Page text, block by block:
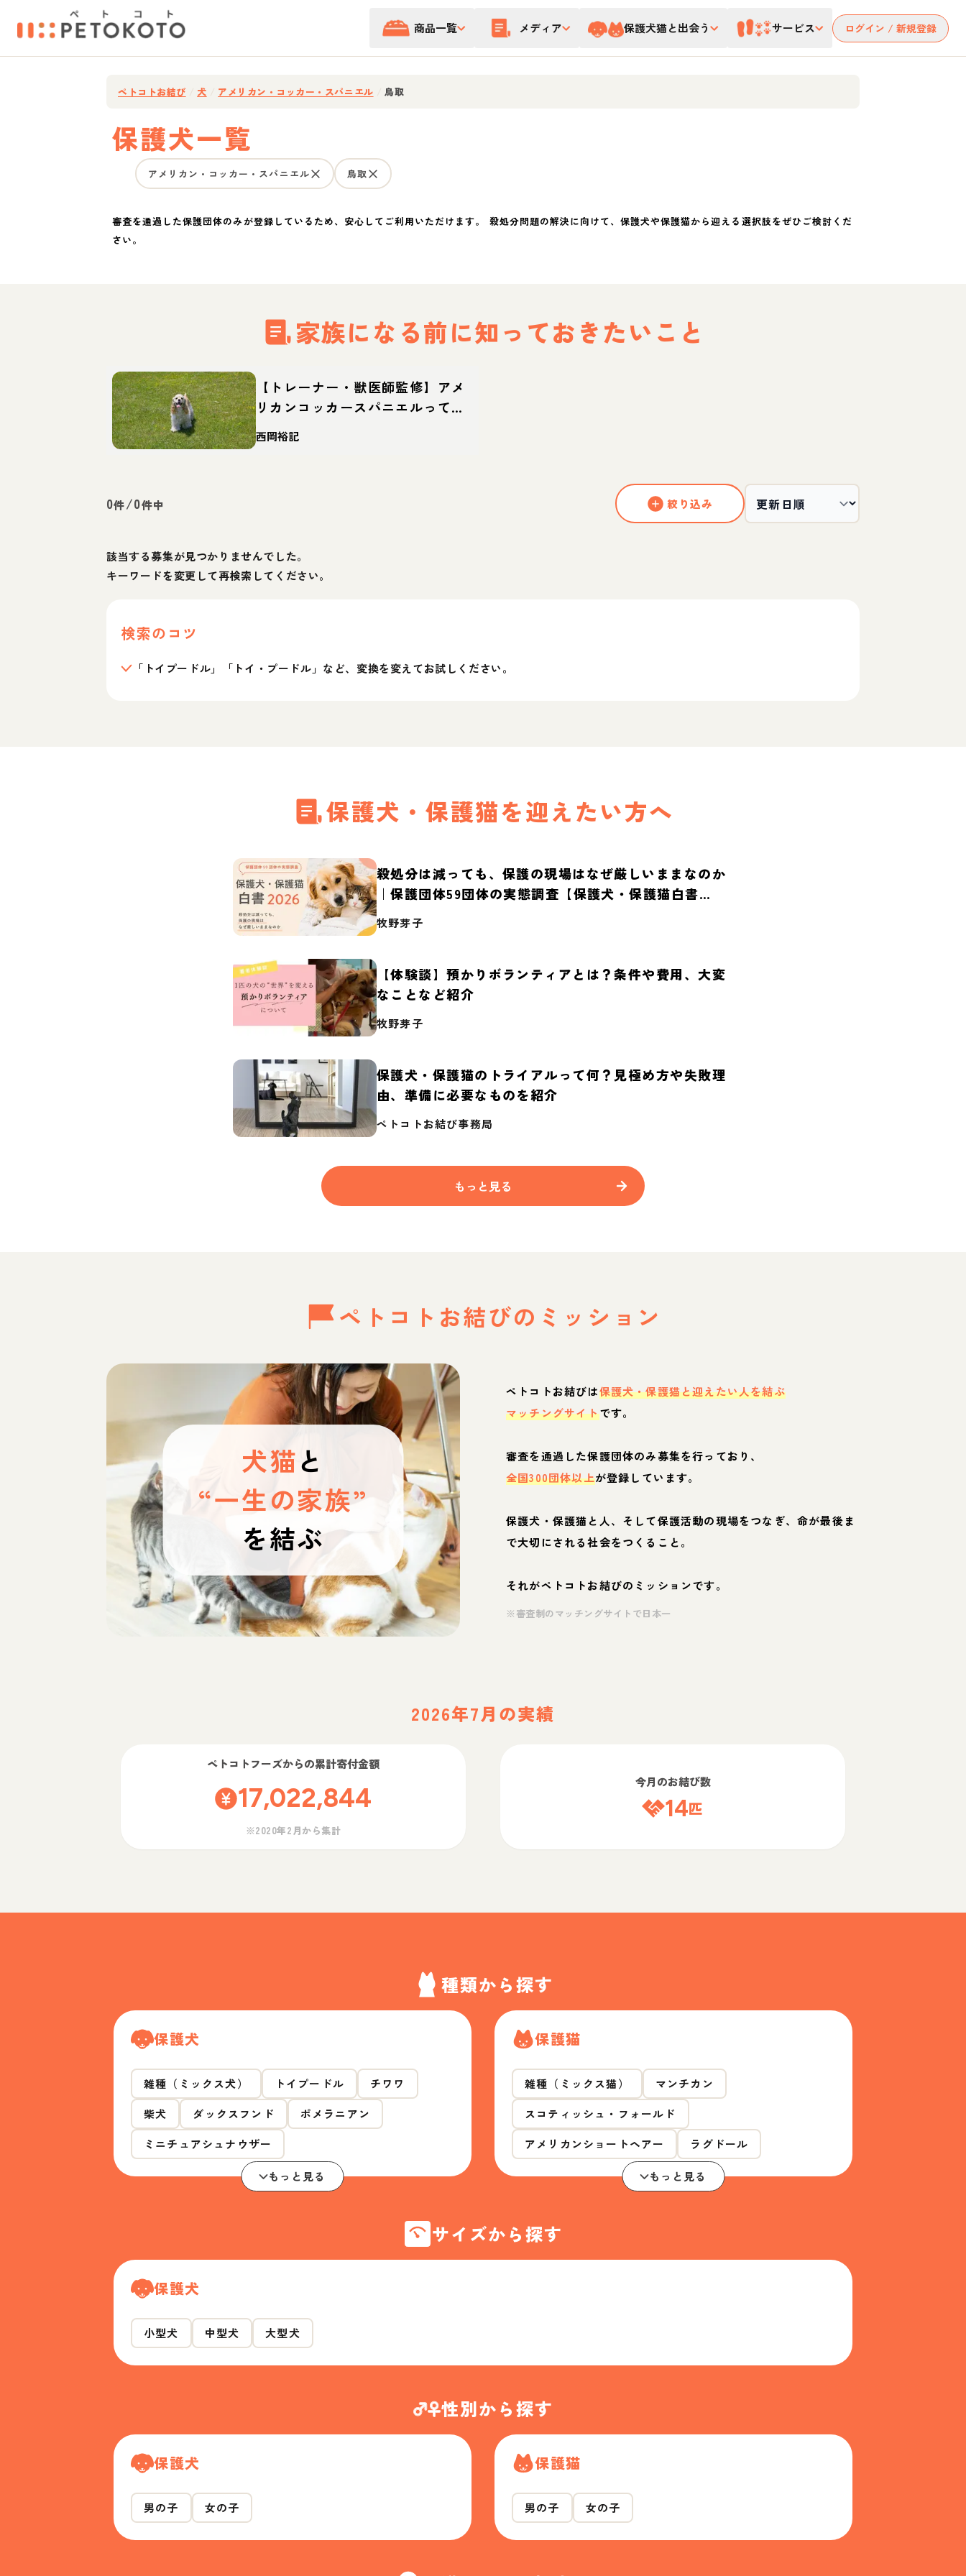
商品一覧 メディア 保護犬猫と出会う サービス ログイン / 新規登録
ペトコトお結び 犬 アメリカン・コッカー・スパニエル 鳥取
保護犬一覧
アメリカン・コッカー・スパニエル 鳥取
審査を通過した保護団体のみが登録しているため、安心してご利用いただけます。 殺処分問題の解決に向けて、保護犬や保護猫から迎える選択肢をぜひご検討くだ
さい。
家族になる前に知っておきたいこと
【トレーナー・獣医師監修】アメ
リカンコッカースパニエルってど
んな犬？性格・特徴・育て方・迎
え方
西岡裕記
0件/0件中 絞り込み
該当する募集が見つかりませんでした。
キーワードを変更して再検索してください。
検索のコツ
「トイプードル」「トイ・プードル」など、変換を変えてお試しください。
保護犬・保護猫を迎えたい方へ
殺処分は減っても、保護の現場はなぜ厳しいままなのか
｜保護団体59団体の実態調査【保護犬・保護猫白書
2026】
牧野芽子
【体験談】預かりボランティアとは？条件や費用、大変
なことなど紹介
牧野芽子
保護犬・保護猫のトライアルって何？見極め方や失敗理
由、準備に必要なものを紹介
ペトコトお結び事務局
もっと見る
ペトコトお結びの ミッション
犬猫と
“一生の家族”
を結ぶ
ペトコトお結びは保護犬・保護猫と迎えたい人を結ぶ
マッチングサイトです。
審査を通過した保護団体のみ募集を行っており、
全国300団体以上が登録しています。
保護犬・保護猫と人、そして保護活動の現場をつなぎ、命が最後ま
で大切にされる社会をつくること。
それがペトコトお結びのミッションです。
※審査制のマッチングサイトで日本一
2026年7月の実績
ペトコトフーズからの累計寄付金額
17,022,844
※2020年2月から集計
今月のお結び数
14匹
種類から探す
保護犬
雑種（ミックス犬） トイプードル
チワワ
柴犬
ダックスフンド
ポメラニアン
ミニチュアシュナウザー
もっと見る
保護猫
雑種（ミックス猫）
マンチカン
スコティッシュ・フォールド
アメリカンショートヘアー
ラグドール
もっと見る
サイズから探す
保護犬
小型犬 中型犬 大型犬
性別から探す
保護犬
男の子 女の子
保護猫
男の子 女の子